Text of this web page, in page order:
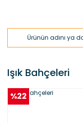
Işık Bahçeleri
%22